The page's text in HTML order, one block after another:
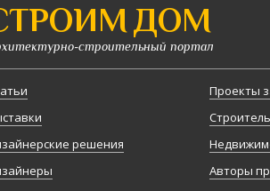
ДОМ
строительный портал
решения
Проекты
Авторы